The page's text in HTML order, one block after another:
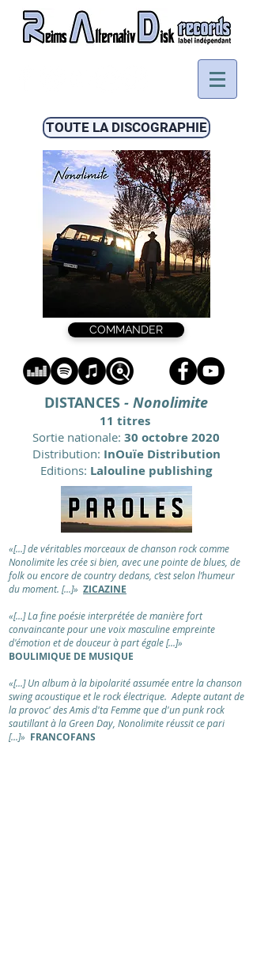
TOUTE LA DISCOGRAPHIE
COMMANDER
DISTANCES - Nonolimite
11 titres
Sortie nationale: 30 octobre 2020
Distribution: InOuïe Distribution
Editions: Lalouline publishing
«[...] de véritables morceaux de chanson rock comme
Nonolimite les crée si bien, avec une pointe de blues, de
folk ou encore de country dedans, c’est selon l’humeur
du moment. [...]» ZICAZINE
«[...] La fine poésie interprétée de manière fort
convaincante pour une voix masculine empreinte
d'émotion et de douceur à part égale [...]»
BOULIMIQUE DE MUSIQUE
«[...] Un album à la bipolarité assumée entre la chanson
swing acoustique et le rock électrique. Adepte autant de
la provoc' des Amis d'ta Femme que d'un punk rock
sautillant à la Green Day, Nonolimite réussit ce pari
[...]» FRANCOFANS